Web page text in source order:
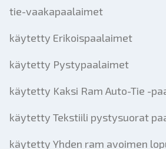
tie-vaakapaalaimet
käytetty Erikoispaalaimet
käytetty Pystypaalaimet
käytetty Kaksi Ram Auto-Tie -
käytetty Tekstiili pystysuorat
käytetty Yhden ram avoimen